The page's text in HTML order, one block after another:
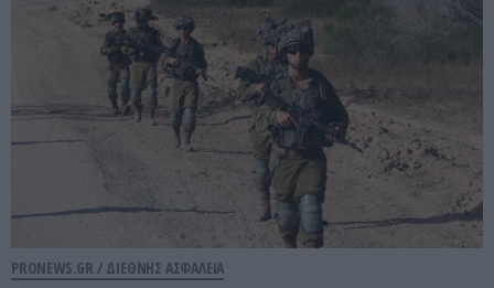
PRONEWS.GR / ΔΙΕΘΝΗΣ ΑΣΦΑΛΕΙΑ